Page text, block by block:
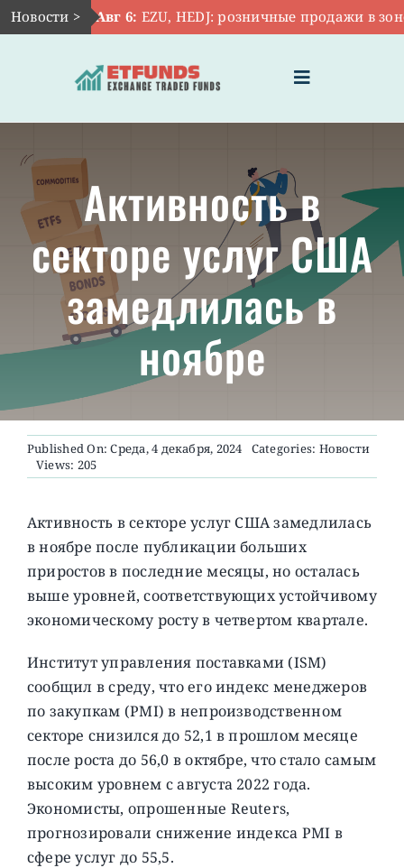
Skip
to
Новости >Авг 6: EZU, HEDJ: розничные продажи в зоне
Toggle
Navigation
ГЛАВНАЯ
ЧТО ТАКОЕ ETF
ИНВЕСТИЦИИ В ETF
ТЕМАТИЧЕСКИЕ ETF
АКТУАЛЬНЫЕ
О ПРОЕКТЕ
Активность в
секторе услуг США
замедлилась в
ноябре
Published On: Среда, 4 декабря, 2024 Categories: Новости
Views: 205
Активность в секторе услуг США замедлилась
в ноябре после публикации больших
приростов в последние месяцы, но осталась
выше уровней, соответствующих устойчивому
экономическому росту в четвертом квартале.
Институт управления поставками (ISM)
сообщил в среду, что его индекс менеджеров
по закупкам (PMI) в непроизводственном
секторе снизился до 52,1 в прошлом месяце
после роста до 56,0 в октябре, что стало самым
высоким уровнем с августа 2022 года.
Экономисты, опрошенные Reuters,
прогнозировали снижение индекса PMI в
сфере услуг до 55,5.